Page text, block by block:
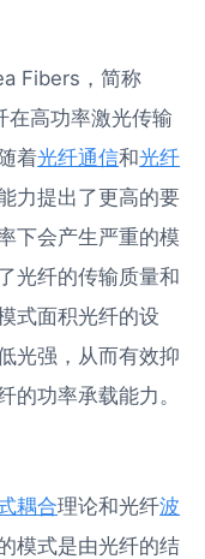
Fibers，简称
在高功率激光传输
着光纤通信和光纤
力提出了更高的要
下会产生严重的模
光纤的传输质量和
式面积光纤的设
光强，从而有效抑
的功率承载能力。
耦合理论和光纤波
模式是由光纤的结